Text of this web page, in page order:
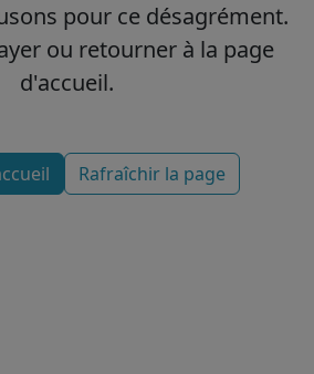
pour ce désagrément.
ou retourner à la page
d'accueil.
Rafraîchir la page